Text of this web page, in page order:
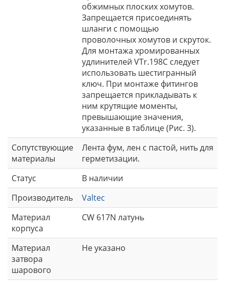
обжимных плоских хомутов.
Запрещается присоединять
шланги с помощью
проволочных хомутов и скруток.
Для монтажа хромированных
удлинителей VTr.198C следует
использовать шестигранный
ключ. При монтаже фитингов
запрещается прикладывать к
ним крутящие моменты,
превышающие значения,
указанные в таблице (Рис. 3).
Сопутствующие
материалы
Лента фум, лен с пастой, нить для
герметизации.
Статус
В наличии
Производитель
Valtec
Материал
корпуса
CW 617N латунь
Материал
затвора
шарового
Не указано